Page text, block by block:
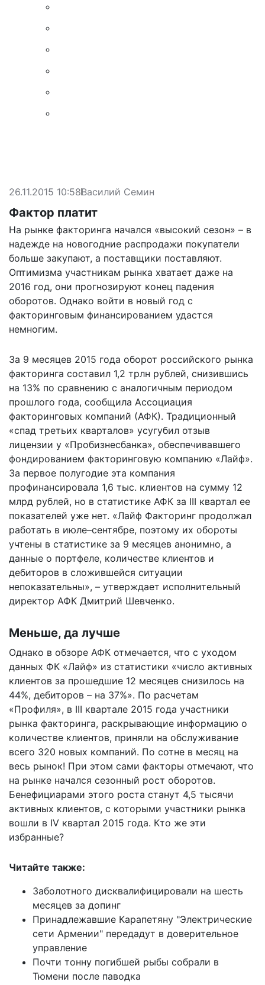
26.11.2015 10:58Василий Семин
Фактор платит
На рынке факторинга начался «высокий сезон» – в
надежде на новогодние распродажи покупатели
больше закупают, а поставщики поставляют.
Оптимизма участникам рынка хватает даже на
2016 год, они прогнозируют конец падения
оборотов. Однако войти в новый год с
факторинговым финансированием удастся
немногим.
За 9 месяцев 2015 года оборот российского рынка
факторинга составил 1,2 трлн рублей, снизившись
на 13% по сравнению с аналогичным периодом
прошлого года, сообщила Ассоциация
факторинговых компаний (АФК). Традиционный
«спад третьих кварталов» усугубил отзыв
лицензии у «Пробизнесбанка», обеспечивавшего
фондированием факторинговую компанию «Лайф».
За первое полугодие эта компания
профинансировала 1,6 тыс. клиентов на сумму 12
млрд рублей, но в статистике АФК за III квартал ее
показателей уже нет. «Лайф Факторинг продолжал
работать в июле–сентябре, поэтому их обороты
учтены в статистике за 9 месяцев анонимно, а
данные о портфеле, количестве клиентов и
дебиторов в сложившейся ситуации
непоказательны», – утверждает исполнительный
директор АФК Дмитрий Шевченко.
Меньше, да лучше
Однако в обзоре АФК отмечается, что с уходом
данных ФК «Лайф» из статистики «число активных
клиентов за прошедшие 12 месяцев снизилось на
44%, дебиторов – на 37%». По расчетам
«Профиля», в III квартале 2015 года участники
рынка факторинга, раскрывающие информацию о
количестве клиентов, приняли на обслуживание
всего 320 новых компаний. По сотне в месяц на
весь рынок! При этом сами факторы отмечают, что
на рынке начался сезонный рост оборотов.
Бенефициарами этого роста станут 4,5 тысячи
активных клиентов, с которыми участники рынка
вошли в IV квартал 2015 года. Кто же эти
избранные?
Читайте также:
Заболотного дисквалифицировали на шесть
месяцев за допинг
Принадлежавшие Карапетяну "Электрические
сети Армении" передадут в доверительное
управление
Почти тонну погибшей рыбы собрали в
Тюмени после паводка